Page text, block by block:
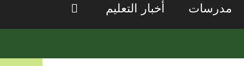
مدرسات أخبار التعليم